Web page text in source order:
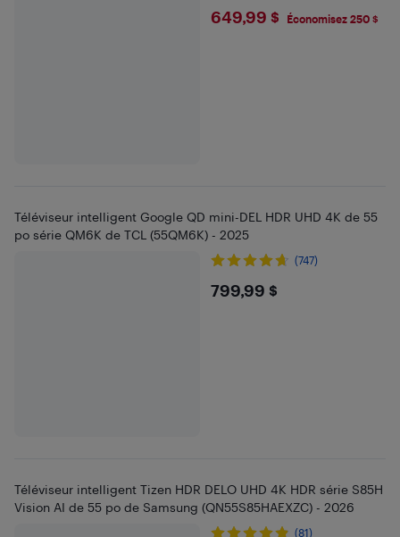
$649.99
649,99 $ Économisez 250 $
Téléviseur intelligent Google QD mini-DEL HDR UHD 4K de 55
po série QM6K de TCL (55QM6K) - 2025
(747)
$799.99
799,99 $
Téléviseur intelligent Tizen HDR DELO UHD 4K HDR série S85H
Vision AI de 55 po de Samsung (QN55S85HAEXZC) - 2026
(81)